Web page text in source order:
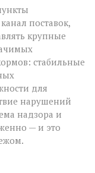
поставок,
крупные
стабильные
для
нарушений
надзора и
— и это